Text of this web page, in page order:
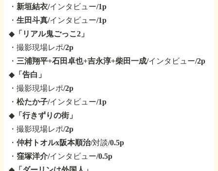
・ 新垣結衣/インタビュー/1p
・ 生田斗真/インタビュー/1p
◆ 「リアル鬼ごっこ2」
・撮影現場レポ/2p
・ 三浦翔平+石田卓也+吉永淳+柴田一成/インタビュー/2p
◆ 「告白」
・撮影現場レポ/2p
・ 松たか子/インタビュー/1p
◆ 「行きずりの街」
・撮影現場レポ/2p
・ 仲村トオルx阪本順治/対談/0.5p
・ 窪塚洋介/インタビュー/0.5p